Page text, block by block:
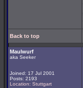
Back to top
Maulwurf
aka Seeker
Joined: 17 Jul 2001
Posts: 2193
Location: Stuttgart